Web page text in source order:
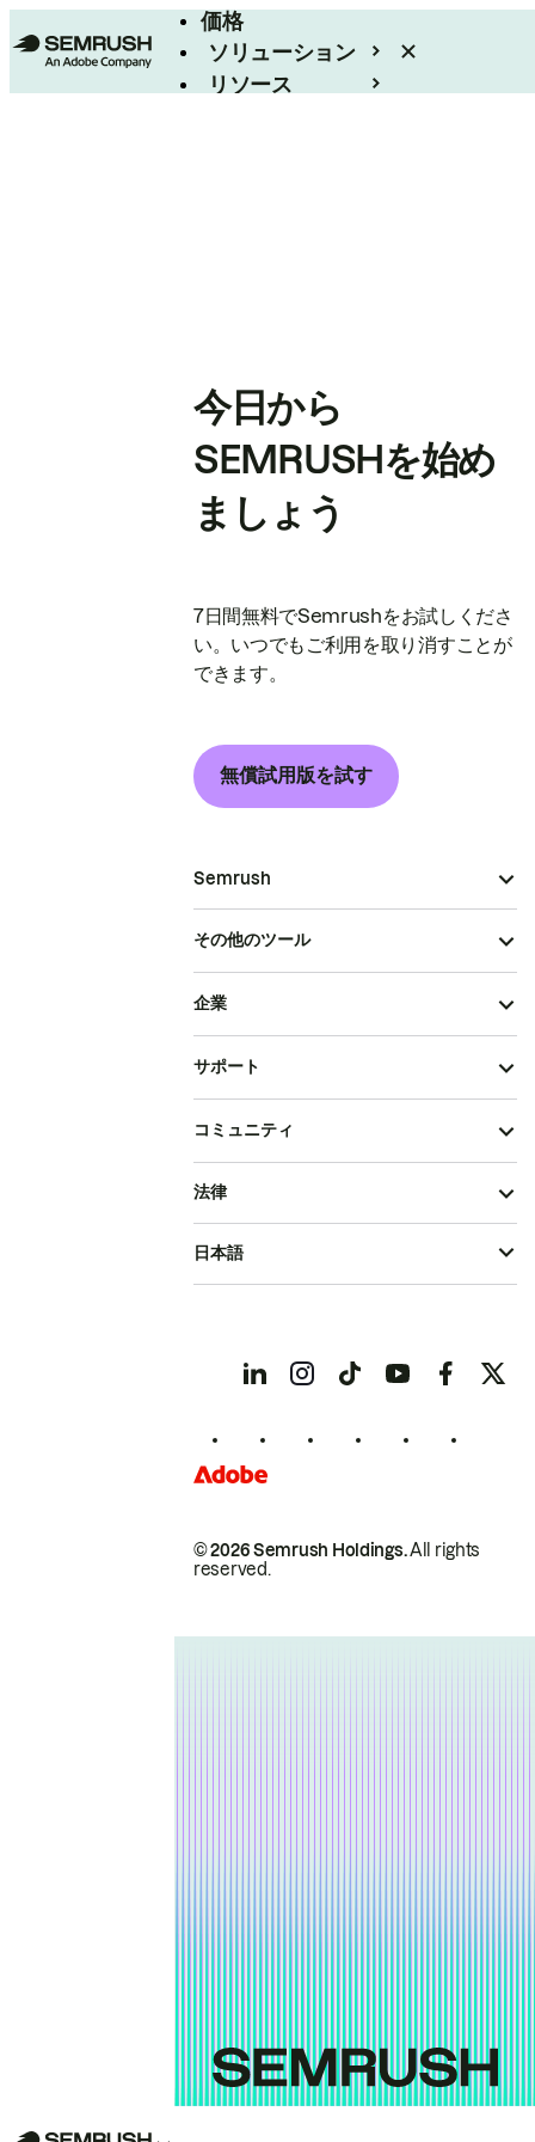
価格
ソリューション
リソース
今日から
SEMRUSHを始め
ましょう
7日間無料でSemrushをお試しくださ
い。いつでもご利用を取り消すことが
できます。
無償試用版を試す
Semrush
その他のツール
企業
サポート
コミュニティ
© 2026 Semrush Holdings.All rights
reserved.
法律
日本語